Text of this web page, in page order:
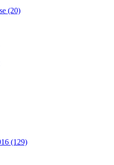
(20)
(129)